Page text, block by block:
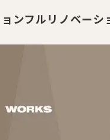
ンフルリノベーシ